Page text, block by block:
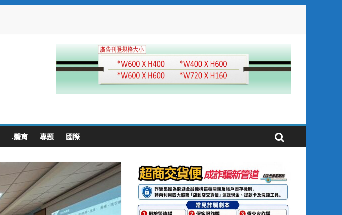
.體育 專題 國際